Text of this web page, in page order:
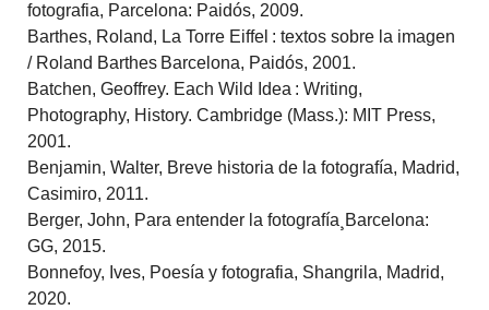
fotografia, Parcelona: Paidós, 2009.
Barthes, Roland, La Torre Eiffel : textos sobre la imagen
/ Roland Barthes Barcelona, Paidós, 2001.
Batchen, Geoffrey. Each Wild Idea : Writing,
Photography, History. Cambridge (Mass.): MIT Press,
2001.
Benjamin, Walter, Breve historia de la fotografía, Madrid,
Casimiro, 2011.
Berger, John, Para entender la fotografía¸Barcelona:
GG, 2015.
Bonnefoy, Ives, Poesía y fotografia, Shangrila, Madrid,
2020.